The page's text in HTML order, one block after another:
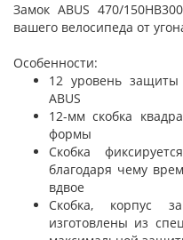
Замок ABUS 470/
вашего велосипеда от
Особенности:
12 уровень
ABUS
12-мм скобка
формы
Скобка
благодаря чему
вдвое
Скобка, корпус
изготовлены из